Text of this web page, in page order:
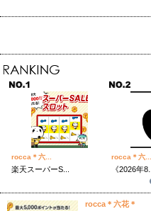
rocca＊六...
楽天スーパーS...
rocca＊六...
《2026年8...
rocca＊六花＊